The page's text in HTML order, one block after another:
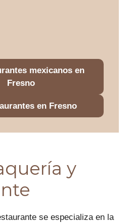
mexicanos en
Fresno
en Fresno
y
se especializa en la